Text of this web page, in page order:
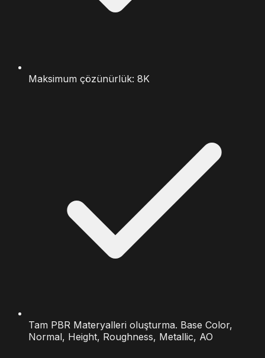
Maksimum çözünürlük: 8K
Tam PBR Materyalleri oluşturma. Base Color,
Normal, Height, Roughness, Metallic, AO